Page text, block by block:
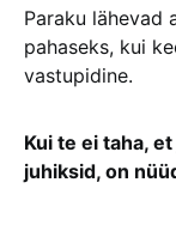
Paraku lähevad
pahaseks, kui
vastupidine.
Kui te ei taha,
juhiksid, on